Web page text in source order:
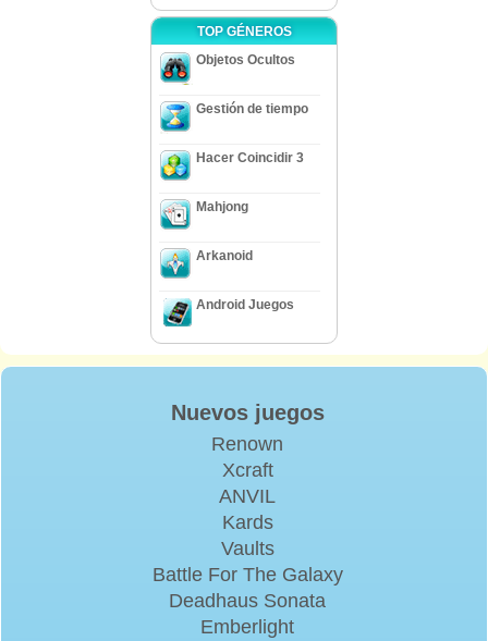
TOP GÉNEROS
Objetos Ocultos
Gestión de tiempo
Hacer Coincidir 3
Mahjong
Arkanoid
Android Juegos
Nuevos juegos
Renown
Xcraft
ANVIL
Kards
Vaults
Battle For The Galaxy
Deadhaus Sonata
Emberlight